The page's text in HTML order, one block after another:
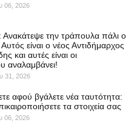
06, 2026
την τράπουλα πάλι ο
είναι ο νέος Αντιδήμαρχος
και αυτές είναι οι
αναλαμβάνει!
31, 2026
αφού βγάλετε νέα ταυτότητα:
τα στοιχεία σας
06, 2026